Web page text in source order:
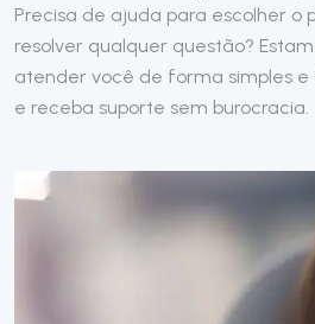
Precisa de ajuda para escolher o
resolver qualquer questão?
atender você de forma simples e
e receba suporte sem burocracia.